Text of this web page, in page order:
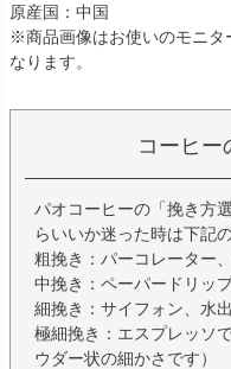
原産国：中国
※商品画像はお使いのモニタ
なります。
コーヒー
パオコーヒーの「挽き方
らいいか迷った時は下記
粗挽き：パーコレーター
中挽き：ペーパードリッ
細挽き：サイフォン、水
極細挽き：エスプレッソ
ウダー状の細かさです）